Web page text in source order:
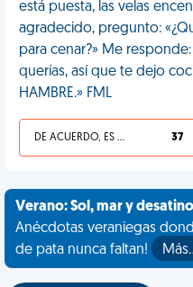
está puesta, las velas
agradecido, pregunto:
para cenar?» Me
querías, así que te dejo
HAMBRE.» FML
DE ACUERDO, ES UNA VIDA HP 37
Verano: Sol, mar y
Anécdotas veraniegas
de pata nunca faltan!